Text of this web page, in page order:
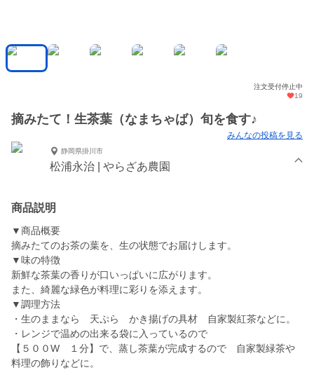
注文受付停止中
19
摘みたて！生茶葉（なまちゃば）旬を食す♪
みんなの投稿を見る
静岡県掛川市
松浦永治 | やらざあ農園
商品説明
▼商品概要
摘みたてのお茶の葉を、生の状態でお届けします。
▼味の特徴
新鮮な茶葉の香りが口いっぱいに広がります。
また、綺麗な緑色が料理に彩りを添えます。
▼調理方法
・生のままなら 天ぷら かき揚げの具材 自家製紅茶などに。
・レンジで温めの出来る袋に入っているので
【５００W １分】で、蒸し茶葉が完成するので 自家製緑茶や
料理の飾りなどに。